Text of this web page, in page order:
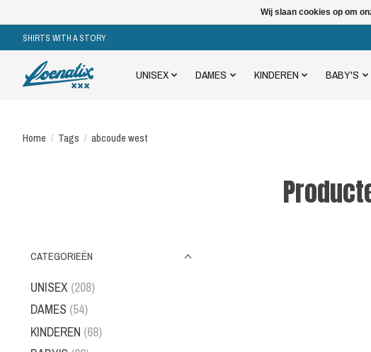
SHIRTS WITH A STORY
UNISEX DAMES KINDEREN BABY'S
Home / Tags / abcoude west
CATEGORIEËN
UNISEX (208)
DAMES (54)
KINDEREN (68)
Wij slaan cookies op om